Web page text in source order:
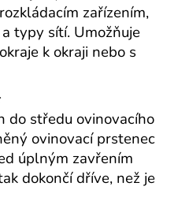
zařízením,
typy sítí. Umožňuje
k okraji nebo s
do středu ovinovacího
ovinovací prstenec
úplným zavřením
dokončí dříve, než je